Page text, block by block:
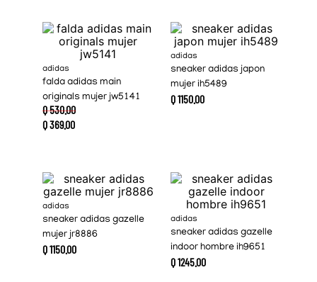
adidas
falda adidas main
originals mujer jw5141
Q530.00
Q369.00
adidas
sneaker adidas japon
mujer ih5489
Q1150.00
adidas
sneaker adidas gazelle
mujer jr8886
Q1150.00
adidas
sneaker adidas gazelle
indoor hombre ih9651
Q1245.00